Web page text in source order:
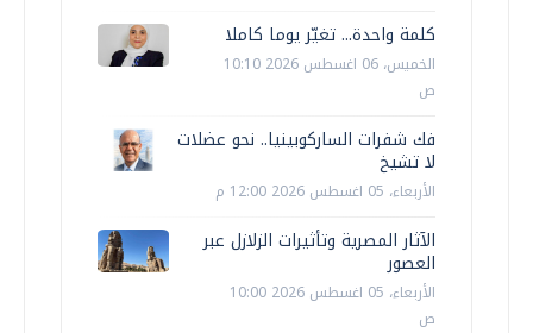
كلمة واحدة... تغيّر يوما كاملا
الخميس، 06 اغسطس 2026 10:10
ص
فك شفرات الساركوبينيا.. نحو عضلات
لا تشيخ
الأربعاء، 05 اغسطس 2026 12:00 م
الآثار المصرية وتأثيرات الزلازل عبر
العصور
الأربعاء، 05 اغسطس 2026 10:00
ص